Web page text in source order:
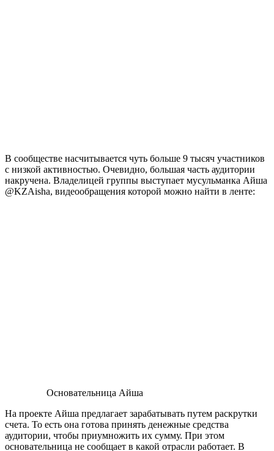
В сообществе насчитывается чуть больше 9 тысяч участников
с низкой активностью. Очевидно, большая часть аудитории
накручена. Владелицей группы выступает мусульманка Айша
@KZAisha, видеообращения которой можно найти в ленте:
Основательница Айша
На проекте Айша предлагает зарабатывать путем раскрутки
счета. То есть она готова принять денежные средства
аудитории, чтобы приумножить их сумму. При этом
основательница не сообщает в какой отрасли работает. В